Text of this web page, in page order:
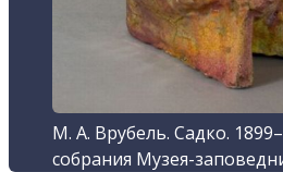
М. А. Врубель. Садко.
собрания Музея-